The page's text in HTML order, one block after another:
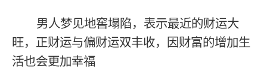
男人梦见地窖塌陷，表示最近的财运大
旺，正财运与偏财运双丰收，因财富的增加生
活也会更加幸福